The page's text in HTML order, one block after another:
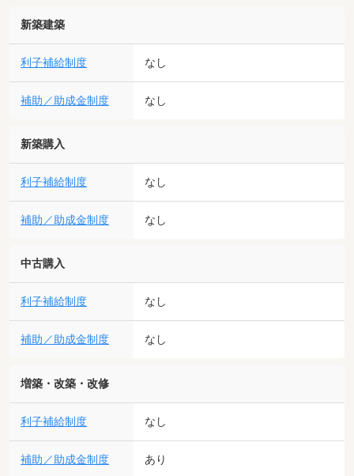
新築建築
利子補給制度 なし
補助／助成金制度 なし
新築購入
利子補給制度 なし
補助／助成金制度 なし
中古購入
利子補給制度 なし
補助／助成金制度 なし
増築・改築・改修
利子補給制度 なし
補助／助成金制度 あり